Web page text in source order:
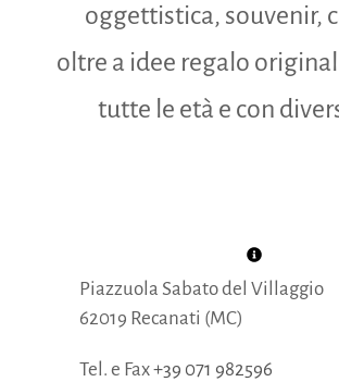
oggettistica, souvenir,
oltre a idee regalo
tutte le età e con
Piazzuola Sabato del Villaggio
62019 Recanati (MC)
Tel. e Fax+39 071 982596